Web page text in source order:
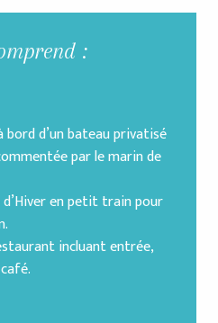
:
bord d’un bateau privatisé
par le marin de
en petit train pour
incluant entrée,